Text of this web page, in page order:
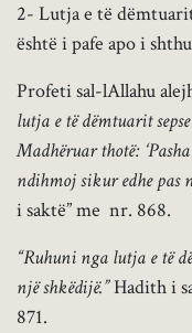
2- Lutja e të
është i pafe apo i
Profeti sal-lAllahu
lutja e të dëmtuarit
Madhëruar thotë:
ndihmoj sikur edhe pas
i saktë” me nr. 868.
“Ruhuni nga lutja e të
një shkëdijë.”Hadith i
871.